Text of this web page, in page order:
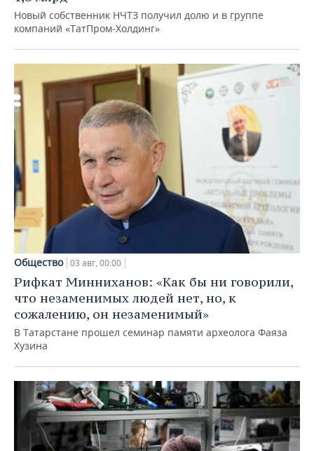
Новый собственник НЧТЗ получил долю и в группе
компаний «ТатПром-Холдинг»
Общество 03 авг, 00:00
Рифкат Минниханов: «Как бы ни говорили,
что незаменимых людей нет, но, к
сожалению, он незаменимый»
В Татарстане прошел семинар памяти археолога Фаяза
Хузина